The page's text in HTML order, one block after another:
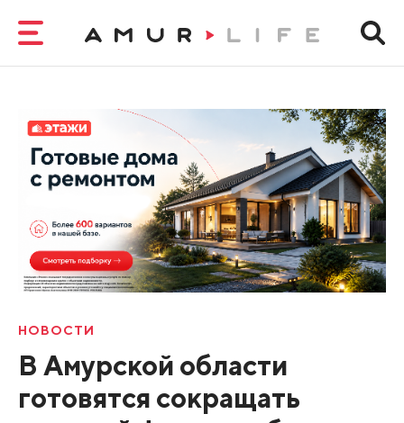
НОВОСТИ
В Амурской области
готовятся сокращать